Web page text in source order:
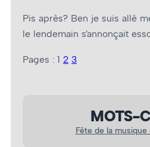
Pis après? Ben je suis allé
le lendemain s’annonçait
Pages : 1 2 3
MOTS-
Fête de la